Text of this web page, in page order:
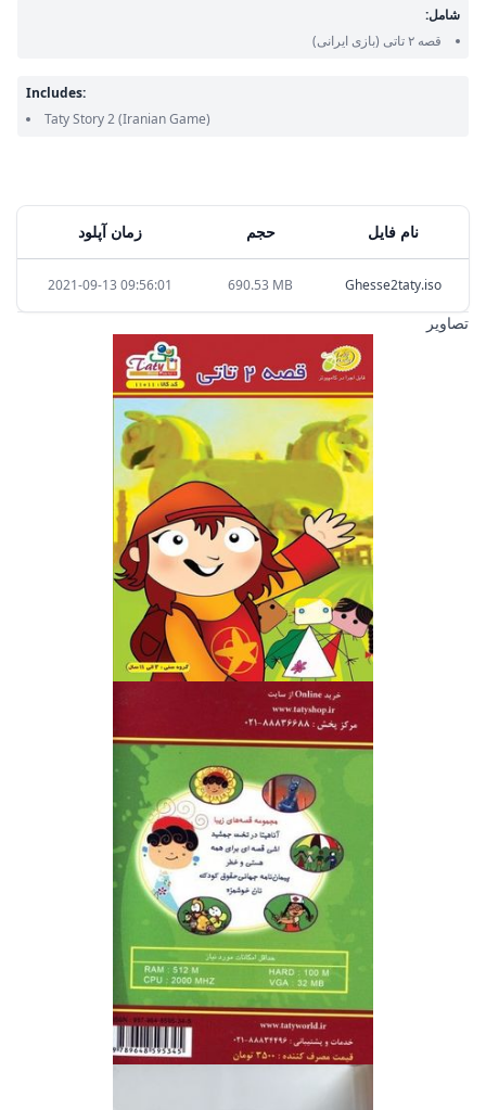
نام فایل حجم زمان آپلود
Ghesse2taty.iso
690.53 MB
2021-09-13 09:56:01
تصاویر
شامل:
قصه ۲ تاتی
(بازی ایرانی)
Includes:
Taty Story 2(Iranian Game)